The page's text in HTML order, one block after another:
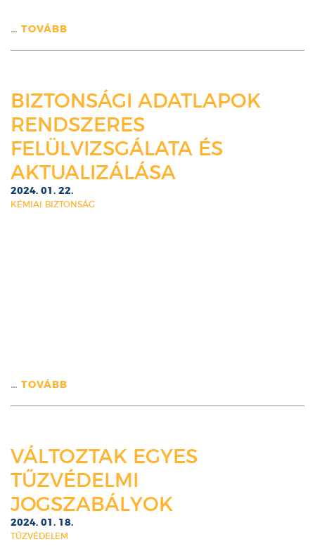
… TOVÁBB
BIZTONSÁGI ADATLAPOK
RENDSZERES
FELÜLVIZSGÁLATA ÉS
AKTUALIZÁLÁSA
2024. 01. 22.
KÉMIAI BIZTONSÁG
… TOVÁBB
VÁLTOZTAK EGYES
TŰZVÉDELMI
JOGSZABÁLYOK
2024. 01. 18.
TŰZVÉDELEM